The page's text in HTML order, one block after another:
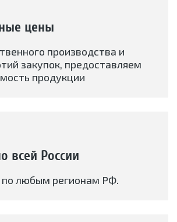
цены
производства и
закупок, предоставляем
продукции
всей России
любым регионам РФ.